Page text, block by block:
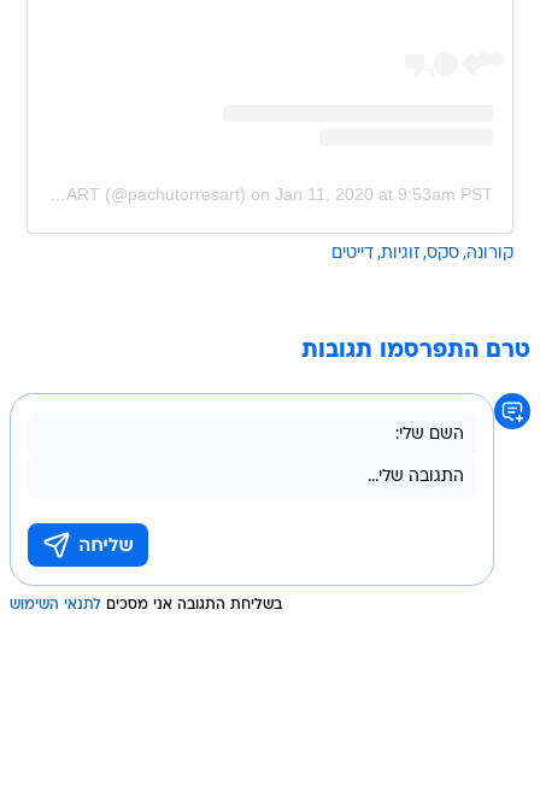
A post shared by Pachu M. Torres ART (@pachutorresart) on Jan 11, 2020 at 9:53am PST
קורונה סקס זוגיות דייטים
טרם התפרסמו תגובות
בשליחת התגובה אני מסכים לתנאי השימוש